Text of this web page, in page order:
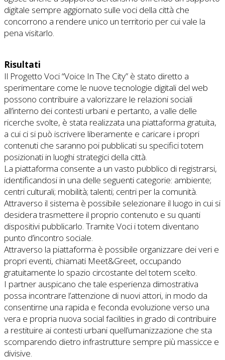
digitale sempre aggiornato sulle voci della città che
concorrono a rendere unico un territorio per cui vale la
pena visitarlo.
Risultati
Il Progetto Voci “Voice In The City” è stato diretto a
sperimentare come le nuove tecnologie digitali del web
possono contribuire a valorizzare le relazioni sociali
all’interno dei contesti urbani e pertanto, a valle delle
ricerche svolte, è stata realizzata una piattaforma gratuita,
a cui ci si può iscrivere liberamente e caricare i propri
contenuti che saranno poi pubblicati su specifici totem
posizionati in luoghi strategici della città.
La piattaforma consente a un vasto pubblico di registrarsi,
identificandosi in una delle seguenti categorie: ambiente;
centri culturali; mobilità; talenti; centri per la comunità.
Attraverso il sistema è possibile selezionare il luogo in cui si
desidera trasmettere il proprio contenuto e su quanti
dispositivi pubblicarlo. Tramite Voci i totem diventano
punto d’incontro sociale.
Attraverso la piattaforma è possibile organizzare dei veri e
propri eventi, chiamati Meet&Greet, occupando
gratuitamente lo spazio circostante del totem scelto.
I partner auspicano che tale esperienza dimostrativa
possa incontrare l’attenzione di nuovi attori, in modo da
consentirne una rapida e feconda evoluzione verso una
vera e propria nuova social facilities in grado di contribuire
a restituire ai contesti urbani quell’umanizzazione che sta
scomparendo dietro infrastrutture sempre più massicce e
divisive.